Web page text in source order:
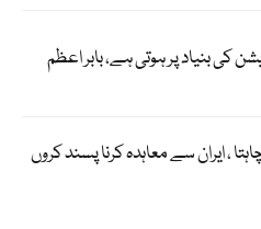
کی بنیاد پر ہوتی ہے، بابر اعظم
، ایران سے معاہدہ کرنا پسند کروں